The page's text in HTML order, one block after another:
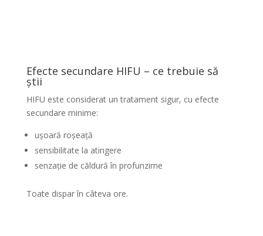
Efecte secundare HIFU – ce trebuie să
știi
HIFU este considerat un tratament sigur, cu efecte
secundare minime:
ușoară roșeață
sensibilitate la atingere
senzație de căldură în profunzime
Toate dispar în câteva ore.